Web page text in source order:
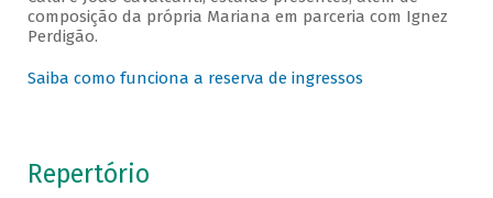
composição da própria Mariana em parceria com Ignez
Perdigão.
Saiba como funciona a reserva de ingressos
Repertório